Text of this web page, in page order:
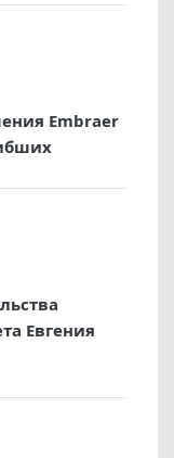
Embraer
Евгения